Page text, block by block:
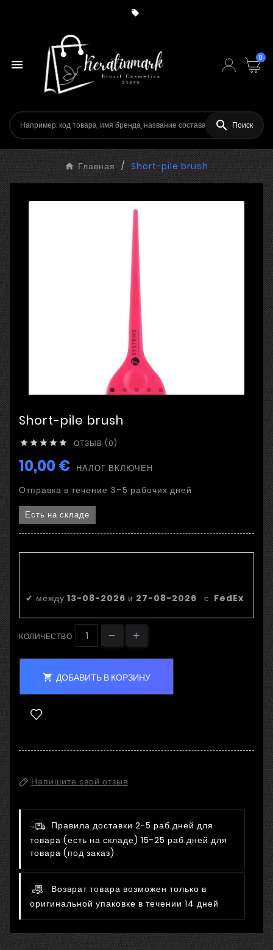

 0
 Поиск
Главная Short-pile brush
Short-pile brush
     ОТЗЫВ (0)
10,00 € НАЛОГ ВКЛЮЧЕН
Отправка в течение 3–5 рабочих дней
Есть на складе
✔ между 13-08-2026 и 27-08-2026 с FedEx
КОЛИЧЕСТВО
 ДОБАВИТЬ В КОРЗИНУ
Напишите свой отзыв
Правила доставки 2-5 раб.дней для
товара (есть на складе) 15-25 раб.дней для
товара (под заказ)
Возврат товара возможен только в
оригинальной упаковке в течении 14 дней